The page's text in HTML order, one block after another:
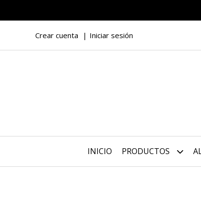
Crear cuenta Iniciar sesión
INICIO PRODUCTOS